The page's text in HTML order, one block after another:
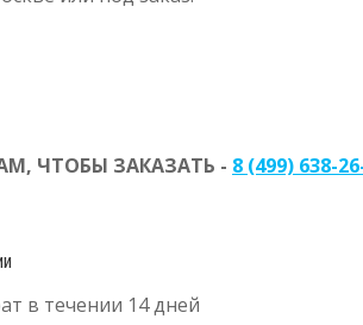
ЧТОБЫ ЗАКАЗАТЬ - 8 (499) 638-
в течении 14 дней